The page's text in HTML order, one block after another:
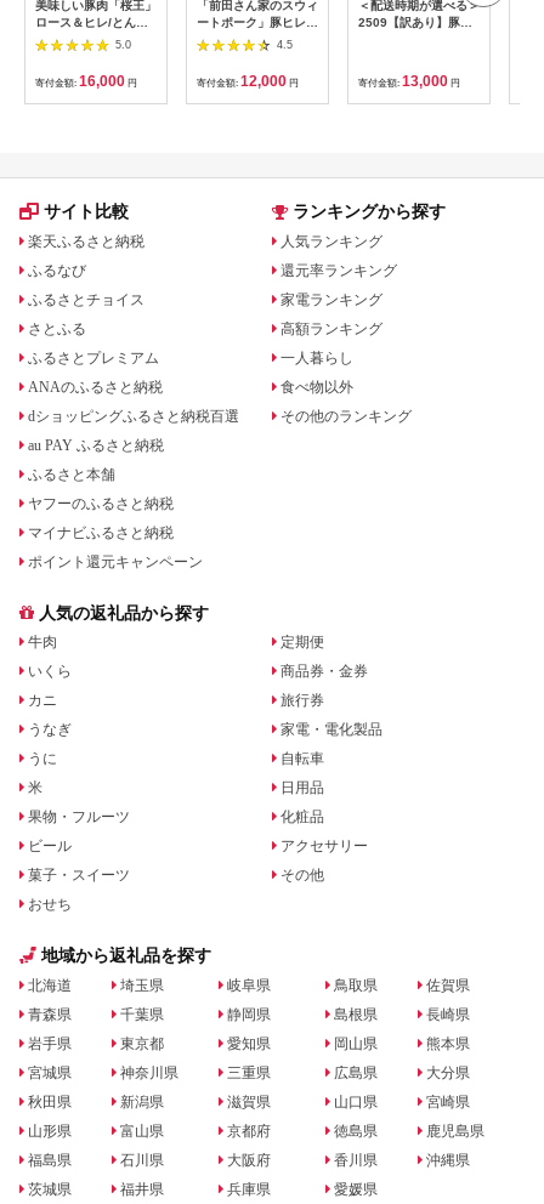
美味しい豚肉「桜王」
ロース＆ヒレ/とんか
つ用1.8kg・通5.0
寄付金額: 16,000 円
「前田さん家のスウィ
ートポーク」豚ヒレ切
り身2kg_12-8903_
ーク ヒレ切り身
500g×4 豚ヒレ ステ
ーキ トンカツ
4.5
寄付金額: 12,000 円
＜配送時期が選べる＞
2509【訳あり】豚ヒ
寄付金額: 13,000 円
サイト比較
楽天ふるさと納税
ふるなび
ふるさとチョイス
さとふる
ふるさとプレミアム
ANAのふるさと納税
dショッピングふるさと納税百選
au PAY ふるさと納税
ふるさと本舗
ヤフーのふるさと納税
マイナビふるさと納税
ポイント還元キャンペーン
ランキングから探す
人気ランキング
還元率ランキング
家電ランキング
高額ランキング
一人暮らし
食べ物以外
その他のランキング
人気の返礼品から探す
牛肉
いくら
カニ
うなぎ
うに
米
果物・フルーツ
ビール
菓子・スイーツ
おせち
定期便
商品券・金券
旅行券
家電・電化製品
自転車
日用品
化粧品
アクセサリー
その他
地域から返礼品を探す
北海道
青森県
岩手県
宮城県
秋田県
山形県
福島県
茨城県
埼玉県
千葉県
東京都
神奈川県
新潟県
富山県
石川県
福井県
岐阜県
静岡県
愛知県
三重県
滋賀県
京都府
大阪府
兵庫県
鳥取県
島根県
岡山県
広島県
山口県
徳島県
香川県
愛媛県
佐賀県
長崎県
熊本県
大分県
宮崎県
鹿児島県
沖縄県